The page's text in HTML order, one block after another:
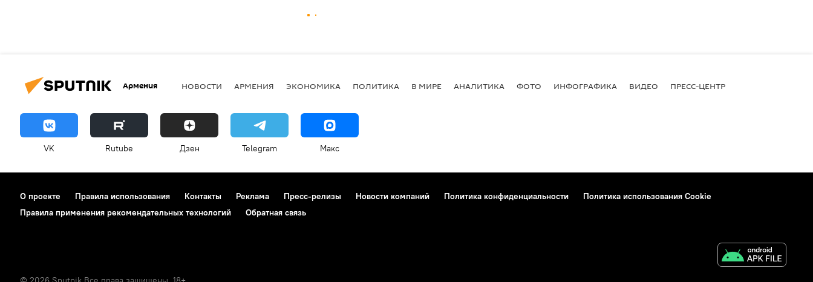
Армения НОВОСТИ АРМЕНИЯ ЭКОНОМИКА ПОЛИТИКА В МИРЕ АНАЛИТИКА ФОТО ИНФОГРАФИКА ВИДЕО ПРЕСС-ЦЕНТР
VK Rutube Дзен Telegram Макс
О проекте Правила использования Контакты Реклама Пресс-релизы Новости компаний Политика конфиденциальности
Политика использования Cookie
Правила применения рекомендательных технологий
Обратная связь